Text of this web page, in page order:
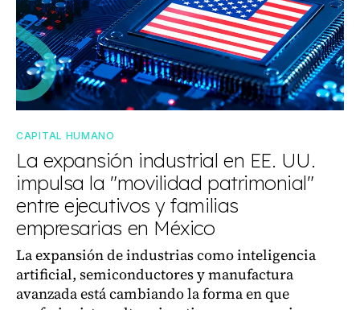
CAPITAL HUMANO
La expansión industrial en EE. UU.
impulsa la "movilidad patrimonial"
entre ejecutivos y familias
empresarias en México
La expansión de industrias como inteligencia
artificial, semiconductores y manufactura
avanzada está cambiando la forma en que